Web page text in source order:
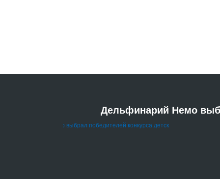
Дельфинарий Немо